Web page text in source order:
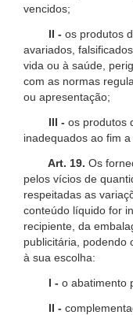
vencidos;
II - os produtos
avariados,
vida ou à saúde,
com as normas
ou apresentação;
III - os produtos
inadequados ao fim a
Art. 19. Os
pelos vícios de
respeitadas as
conteúdo líquido for
recipiente, da
publicitária, podendo
à sua escolha:
I - o abatimento
II -